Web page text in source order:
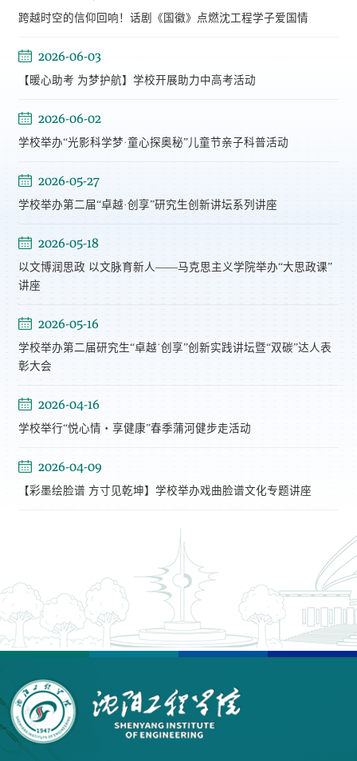
跨越时空的信仰回响！话剧《国徽》点燃沈工程学子爱国情
2026-06-03
【暖心助考 为梦护航】学校开展助力中高考活动
2026-06-02
学校举办“光影科学梦·童心探奥秘”儿童节亲子科普活动
2026-05-27
学校举办第二届“卓越·创享”研究生创新讲坛系列讲座
2026-05-18
以文博润思政 以文脉育新人——马克思主义学院举办“大思政课”
讲座
2026-05-16
学校举办第二届研究生“卓越˙创享”创新实践讲坛暨“双碳”达人表
彰大会
2026-04-16
学校举行“悦心情・享健康”春季蒲河健步走活动
2026-04-09
【彩墨绘脸谱 方寸见乾坤】学校举办戏曲脸谱文化专题讲座